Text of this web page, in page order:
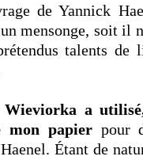
de Yannick
mensonge, soit il
talents de
Wieviorka a
mon papierpour
Étant de